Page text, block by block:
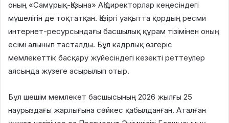
оның «Самұрық-Қазына» АҚ директорлар кеңесіндегі
мүшелігін де тоқтатқан. Қазіргі уақытта қордың ресми
интернет-ресурсындағы басшылық құрам тізімінен оның
есімі алынып тасталды. Бұл кадрлық өзгеріс
мемлекеттік басқару жүйесіндегі кезекті реттеулер
аясында жүзеге асырылып отыр.
Бұл шешім мемлекет басшысының 2026 жылғы 25
наурыздағы жарлығына сәйкес қабылданған. Аталған